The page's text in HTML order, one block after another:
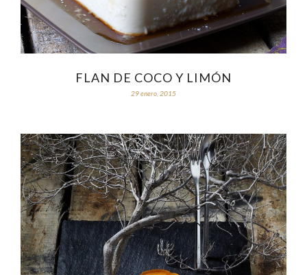
FLAN DE COCO Y LIMÓN
29 enero, 2015